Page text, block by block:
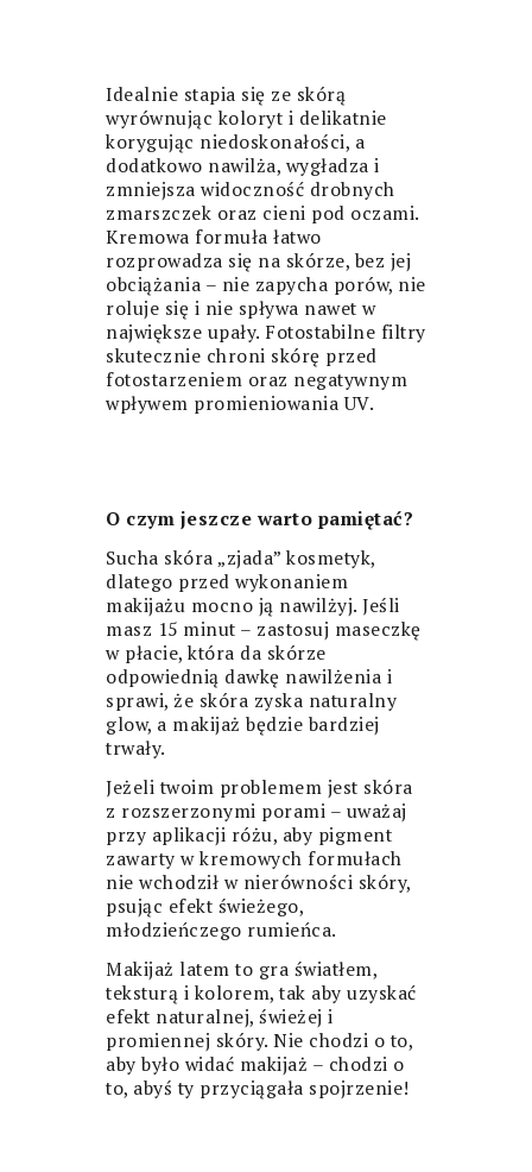
Idealnie stapia się ze skórą
wyrównując koloryt i delikatnie
korygując niedoskonałości, a
dodatkowo nawilża, wygładza i
zmniejsza widoczność drobnych
zmarszczek oraz cieni pod oczami.
Kremowa formuła łatwo
rozprowadza się na skórze, bez jej
obciążania – nie zapycha porów, nie
roluje się i nie spływa nawet w
największe upały. Fotostabilne filtry
skutecznie chroni skórę przed
fotostarzeniem oraz negatywnym
wpływem promieniowania UV.
O czym jeszcze warto pamiętać?
Sucha skóra „zjada” kosmetyk,
dlatego przed wykonaniem
makijażu mocno ją nawilżyj. Jeśli
masz 15 minut – zastosuj maseczkę
w płacie, która da skórze
odpowiednią dawkę nawilżenia i
sprawi, że skóra zyska naturalny
glow, a makijaż będzie bardziej
trwały.
Jeżeli twoim problemem jest skóra
z rozszerzonymi porami – uważaj
przy aplikacji różu, aby pigment
zawarty w kremowych formułach
nie wchodził w nierówności skóry,
psując efekt świeżego,
młodzieńczego rumieńca.
Makijaż latem to gra światłem,
teksturą i kolorem, tak aby uzyskać
efekt naturalnej, świeżej i
promiennej skóry. Nie chodzi o to,
aby było widać makijaż – chodzi o
to, abyś ty przyciągała spojrzenie!